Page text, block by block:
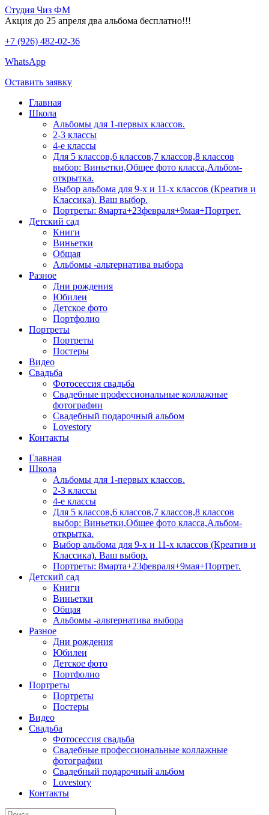
Студия Чиз ФМ
Акция до 25 апреля два альбома бесплатно!!!
+7 (926) 482-02-36
WhatsApp
Оставить заявку
Главная
Школа
Альбомы для 1-первых классов.
2-3 классы
4-е классы
Для 5 классов,6 классов,7 классов,8 классов
выбор: Виньетки,Общее фото класса,Альбом-
открытка.
Выбор альбома для 9-х и 11-х классов (Креатив и
Классика). Ваш выбор.
Портреты: 8марта+23февраля+9мая+Портрет.
Детский сад
Книги
Виньетки
Общая
Альбомы -альтернатива выбора
Разное
Дни рождения
Юбилеи
Детское фото
Портфолио
Портреты
Портреты
Постеры
Видео
Свадьба
Фотосессия свадьба
Свадебные профессиональные коллажные
фотографии
Свадебный подарочный альбом
Lovestory
Контакты
Главная
Школа
Альбомы для 1-первых классов.
2-3 классы
4-е классы
Для 5 классов,6 классов,7 классов,8 классов
выбор: Виньетки,Общее фото класса,Альбом-
открытка.
Выбор альбома для 9-х и 11-х классов (Креатив и
Классика). Ваш выбор.
Портреты: 8марта+23февраля+9мая+Портрет.
Детский сад
Книги
Виньетки
Общая
Альбомы -альтернатива выбора
Разное
Дни рождения
Юбилеи
Детское фото
Портфолио
Портреты
Портреты
Постеры
Видео
Свадьба
Фотосессия свадьба
Свадебные профессиональные коллажные
фотографии
Свадебный подарочный альбом
Lovestory
Контакты